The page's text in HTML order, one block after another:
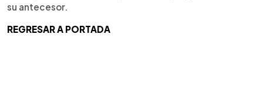
su antecesor.
REGRESAR A PORTADA